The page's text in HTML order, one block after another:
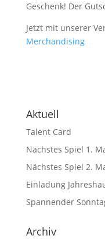
Geschenk! Der
Jetzt mit unserer
Merchandising
Aktuell
Talent Card
Nächstes Spiel 1.
Nächstes Spiel 2.
Einladung
Spannender
Archiv